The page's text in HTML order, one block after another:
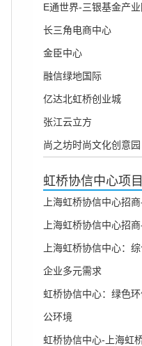
E通世界-三银基金产业
长三角电商中心
金臣中心
融信绿地国际
亿达北虹桥创业城
张江云立方
尚之坊时尚文化创意园
虹桥协信中心项
上海虹桥协信中心招
上海虹桥协信中心招
上海虹桥协信中心：
企业多元需求
虹桥协信中心：绿色
公环境
虹桥协信中心-上海虹